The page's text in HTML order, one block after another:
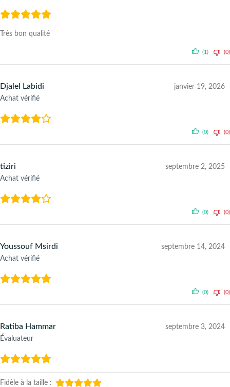
Très bon qualité
(1) (0)
Djalel Labidi
Achat vérifié
janvier 19, 2026
(0) (0)
tiziri
Achat vérifié
septembre 2, 2025
(0) (0)
Youssouf Msirdi
Achat vérifié
septembre 14, 2024
(0) (0)
Ratiba Hammar
Évaluateur
septembre 3, 2024
Fidèle à la taille :